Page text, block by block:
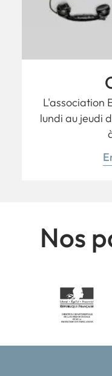
L'association
lundi au jeudi
Nos